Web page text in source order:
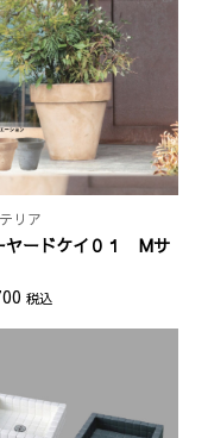
リア
ヤードケイ０１ Mサ
税込